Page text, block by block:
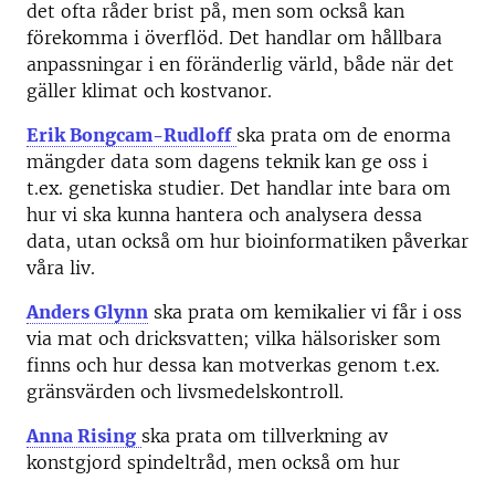
det ofta råder brist på, men som också kan
förekomma i överflöd. Det handlar om hållbara
anpassningar i en föränderlig värld, både när det
gäller klimat och kostvanor.
Erik Bongcam-Rudloff ska prata om de enorma
mängder data som dagens teknik kan ge oss i
t.ex. genetiska studier. Det handlar inte bara om
hur vi ska kunna hantera och analysera dessa
data, utan också om hur bioinformatiken påverkar
våra liv.
Anders Glynn ska prata om kemikalier vi får i oss
via mat och dricksvatten; vilka hälsorisker som
finns och hur dessa kan motverkas genom t.ex.
gränsvärden och livsmedelskontroll.
Anna Rising ska prata om tillverkning av
konstgjord spindeltråd, men också om hur